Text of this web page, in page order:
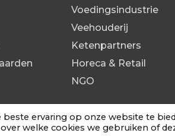
Voedingsindustrie
Veehouderij
Ketenpartners
Horeca & Retail
NGO
ervaring op onze website te
welke cookies we gebruiken of